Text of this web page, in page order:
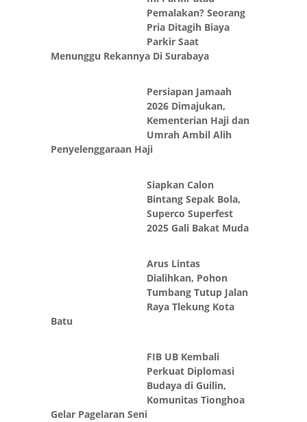
Pemalakan? Seorang
Pria Ditagih Biaya
Parkir Saat
Menunggu Rekannya Di Surabaya
Persiapan Jamaah
2026 Dimajukan,
Kementerian Haji dan
Umrah Ambil Alih
Penyelenggaraan Haji
Siapkan Calon
Bintang Sepak Bola,
Superco Superfest
2025 Gali Bakat Muda
Arus Lintas
Dialihkan, Pohon
Tumbang Tutup Jalan
Raya Tlekung Kota
Batu
FIB UB Kembali
Perkuat Diplomasi
Budaya di Guilin,
Komunitas Tionghoa
Gelar Pagelaran Seni